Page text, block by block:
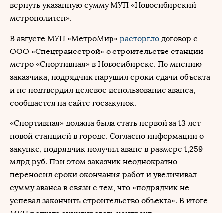
вернуть указанную сумму МУП «Новосибирский
метрополитен».
В августе МУП «МетроМир» расторгло договор с
ООО «Спецтрансстрой» о строительстве станции
метро «Спортивная» в Новосибирске. По мнению
заказчика, подрядчик нарушил сроки сдачи объекта
и не подтвердил целевое использование аванса,
сообщается на сайте госзакупок.
«Спортивная» должна была стать первой за 13 лет
новой станцией в городе. Согласно информации о
закупке, подрядчик получил аванс в размере 1,259
млрд руб. При этом заказчик неоднократно
переносил сроки окончания работ и увеличивал
сумму аванса в связи с тем, что «подрядчик не
успевал закончить строительство объекта». В итоге